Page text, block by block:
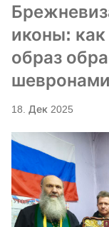
иконы:
образ
шевронами
18. Дек 2025